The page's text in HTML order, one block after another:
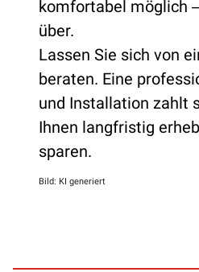
komfortabel möglich
über.
Lassen Sie sich von
beraten. Eine
und Installation zahlt
Ihnen langfristig
sparen.
Bild: KI generiert